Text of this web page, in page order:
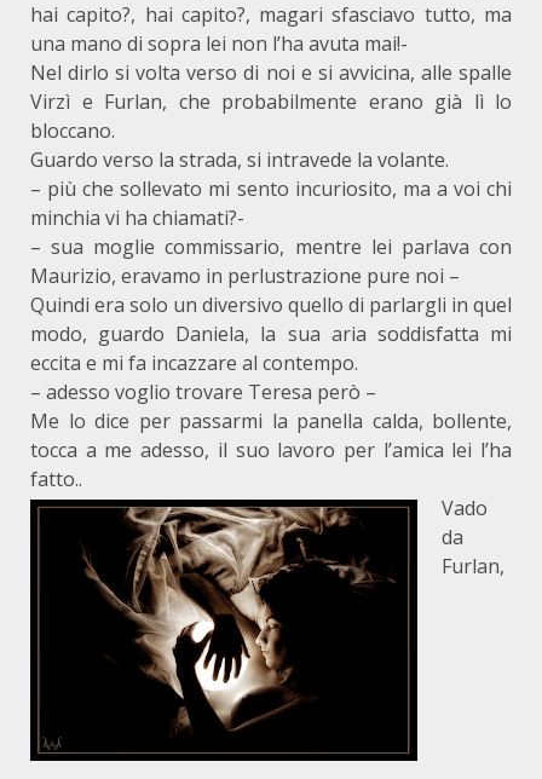
hai capito?, hai capito?, magari sfasciavo tutto, ma
una mano di sopra lei non l’ha avuta mai!-
Nel dirlo si volta verso di noi e si avvicina, alle spalle
Virzì e Furlan, che probabilmente erano già lì lo
bloccano.
Guardo verso la strada, si intravede la volante.
– più che sollevato mi sento incuriosito, ma a voi chi
minchia vi ha chiamati?-
– sua moglie commissario, mentre lei parlava con
Maurizio, eravamo in perlustrazione pure noi –
Quindi era solo un diversivo quello di parlargli in quel
modo, guardo Daniela, la sua aria soddisfatta mi
eccita e mi fa incazzare al contempo.
– adesso voglio trovare Teresa però –
Me lo dice per passarmi la panella calda, bollente,
tocca a me adesso, il suo lavoro per l’amica lei l’ha
fatto..
Vado
da
Furlan,